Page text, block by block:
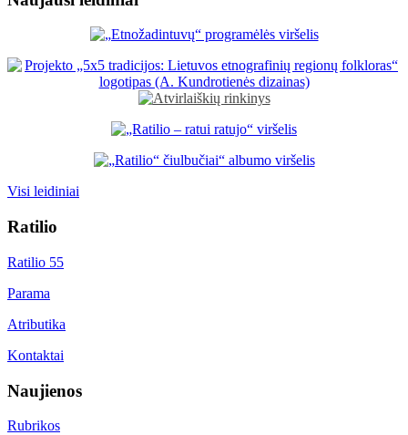
Visi leidiniai
Ratilio
Ratilio 55
Parama
Atributika
Kontaktai
Naujienos
Rubrikos